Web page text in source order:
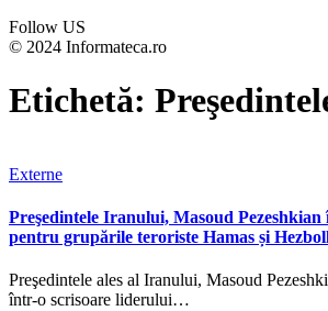
Follow US
© 2024 Informateca.ro
Etichetă:
Externe
Preşedintele Iranului, Masoud
pentru grupările teroriste Hamas și
Preşedintele ales al Iranului, Masoud
într-o scrisoare liderului…